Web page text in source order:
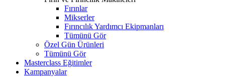
Fırınlar
Mikserler
Fırıncılık Yardımcı Ekipmanları
Tümünü Gör
Özel Gün Ürünleri
Tümünü Gör
Masterclass Eğitimler
Kampanyalar